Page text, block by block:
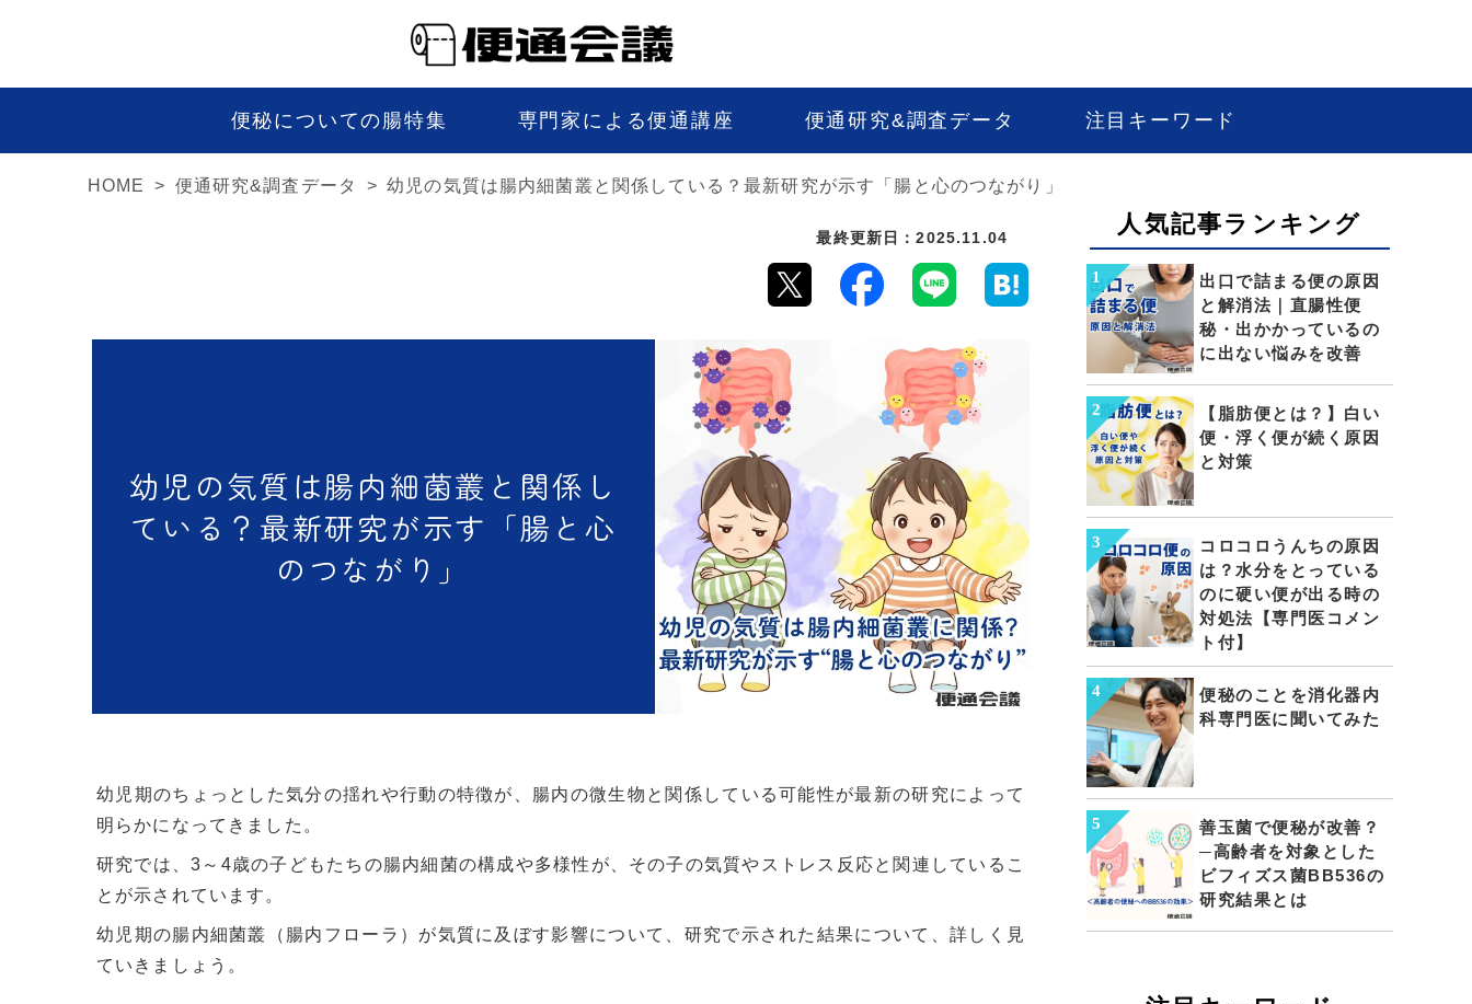
便秘についての腸特集 専門家による便通講座 便通研究&調査データ 注目キーワード
HOME 便通研究&調査データ 幼児の気質は腸内細菌叢と関係している？最新研究が示す「腸と心のつながり」
最終更新日：2025.11.04
幼児の気質は腸内細菌叢と関係し
ている？最新研究が示す「腸と心
のつながり」
幼児期のちょっとした気分の揺れや行動の特徴が、腸内の微生物と関係している可能性が最新の研究によって
明らかになってきました。
研究では、3～4歳の子どもたちの腸内細菌の構成や多様性が、その子の気質やストレス反応と関連しているこ
とが示されています。
幼児期の腸内細菌叢（腸内フローラ）が気質に及ぼす影響について、研究で示された結果について、詳しく見
ていきましょう。
人気記事ランキング
出口で詰まる便の原因
と解消法｜直腸性便
秘・出かかっているの
に出ない悩みを改善
【脂肪便とは？】白い
便・浮く便が続く原因
と対策
コロコロうんちの原因
は？水分をとっている
のに硬い便が出る時の
対処法【専門医コメン
ト付】
便秘のことを消化器内
科専門医に聞いてみた
善玉菌で便秘が改善？
─高齢者を対象とした
ビフィズス菌BB536の
研究結果とは